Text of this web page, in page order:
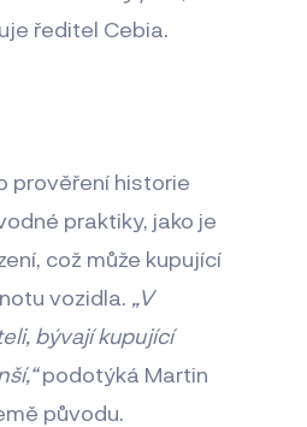
ředitel Cebia.
prověření historie
praktiky, jako je
což může kupující
vozidla. „V
bývají kupující
podotýká Martin
původu.